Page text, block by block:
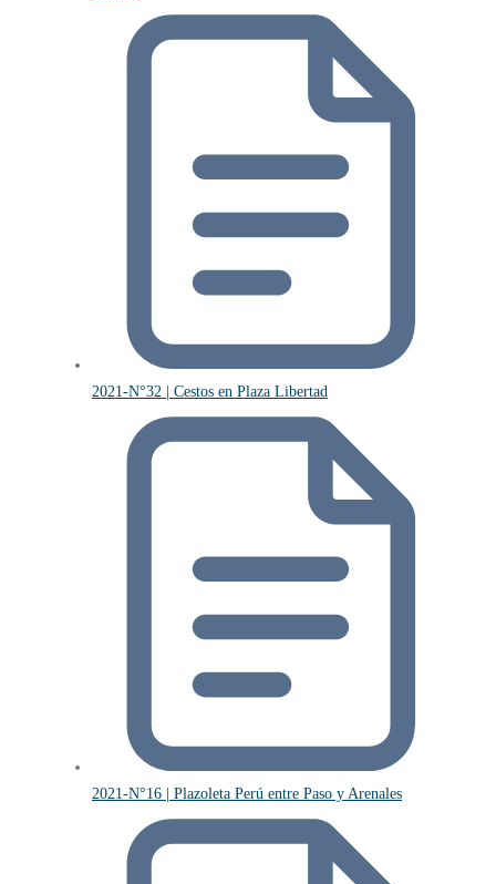
2021-N°32 | Cestos en Plaza Libertad
2021-N°16 | Plazoleta Perú entre Paso y Arenales